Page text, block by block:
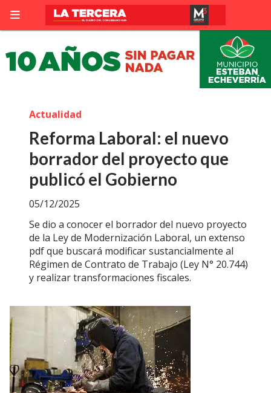
Reforma Laboral: el nuevo
borrador del proyecto que
publicó el Gobierno
Se dio a conocer el borrador del nuevo proyecto
de la Ley de Modernización Laboral, un extenso
pdf que buscará modificar sustancialmente al
Régimen de Contrato de Trabajo (Ley N° 20.744)
y realizar transformaciones fiscales.
Actualidad
05/12/2025